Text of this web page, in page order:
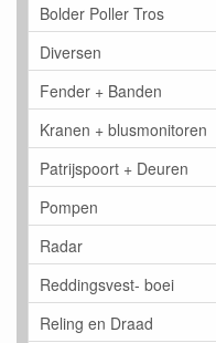
Bolder Poller Tros
Diversen
Fender + Banden
Kranen + blusmonitoren
Patrijspoort + Deuren
Pompen
Radar
Reddingsvest- boei
Reling en Draad